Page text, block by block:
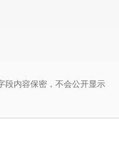
段内容保密，不会公开显示